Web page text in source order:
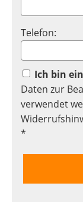
Telefon:
Ich bin
Daten zur
verwendet
*